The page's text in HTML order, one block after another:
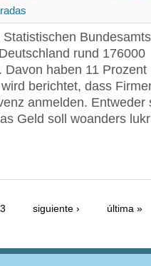
rund 176000
haben 11 Prozent
berichtet, dass
anmelden. Entweder
Geld soll woanders
3 siguiente › última »